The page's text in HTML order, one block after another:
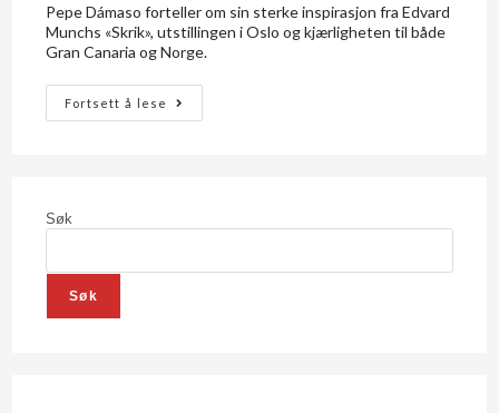
Pepe Dámaso forteller om sin sterke inspirasjon fra Edvard
Munchs «Skrik», utstillingen i Oslo og kjærligheten til både
Gran Canaria og Norge.
Fortsett å lese
Søk
Søk